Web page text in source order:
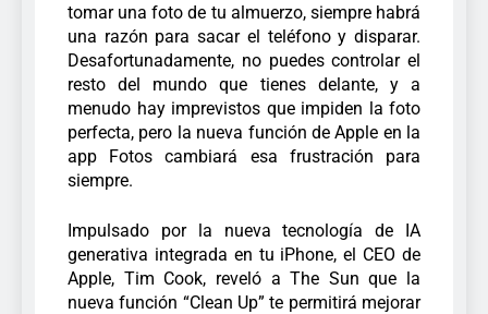
tomar una foto de tu almuerzo, siempre habrá
una razón para sacar el teléfono y disparar.
Desafortunadamente, no puedes controlar el
resto del mundo que tienes delante, y a
menudo hay imprevistos que impiden la foto
perfecta, pero la nueva función de Apple en la
app Fotos cambiará esa frustración para
siempre.
Impulsado por la nueva tecnología de IA
generativa integrada en tu iPhone, el CEO de
Apple, Tim Cook, reveló a The Sun que la
nueva función “Clean Up” te permitirá mejorar